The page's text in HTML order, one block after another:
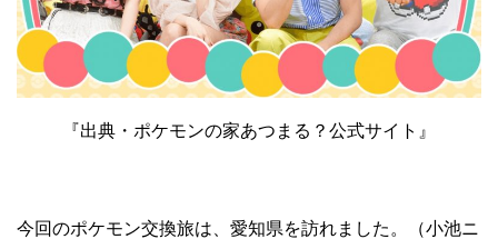
『出典・ポケモンの家あつまる？公式サイト』
今回のポケモン交換旅は、愛知県を訪れました。（小池ニ